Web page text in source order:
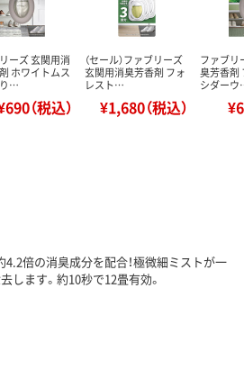
ーズ 玄関用消
ホワイトムス
…
（税込）
（セール）ファブリーズ
玄関用消臭芳香剤 フォ
レスト…
¥1,680（税込）
ファブリ
臭芳香剤
シダー
倍の消臭成分を配合！極微細ミストが一
します。約10秒で12畳有効。